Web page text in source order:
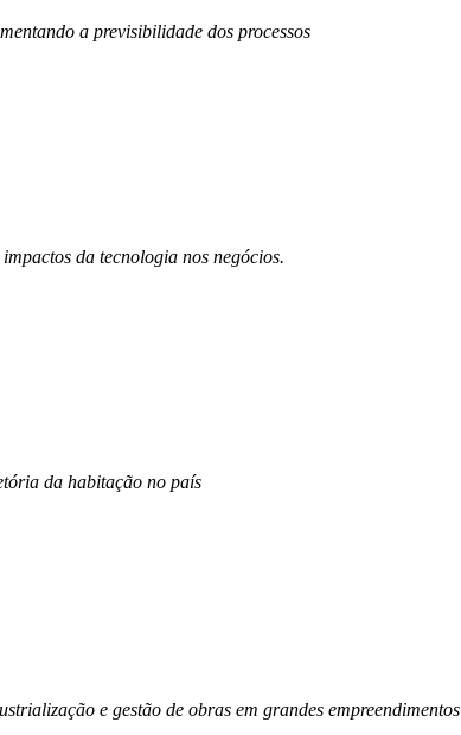
a previsibilidade dos processos
da tecnologia nos negócios.
da habitação no país
e gestão de obras em grandes empreendimentos